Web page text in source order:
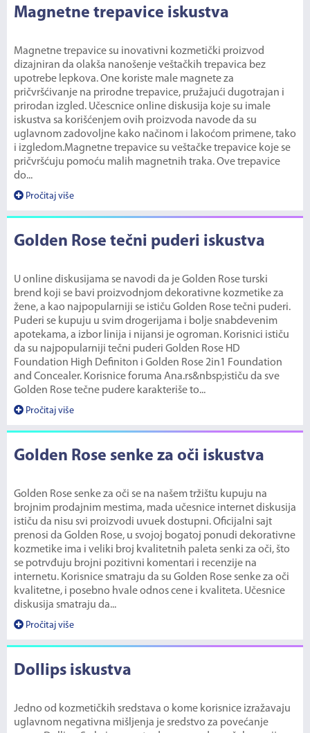
Magnetne trepavice iskustva
Magnetne trepavice su inovativni kozmetički proizvod
dizajniran da olakša nanošenje veštačkih trepavica bez
upotrebe lepkova. One koriste male magnete za
pričvršćivanje na prirodne trepavice, pružajući dugotrajan i
prirodan izgled. Učescnice online diskusija koje su imale
iskustva sa korišćenjem ovih proizvoda navode da su
uglavnom zadovoljne kako načinom i lakoćom primene, tako
i izgledom.Magnetne trepavice su veštačke trepavice koje se
pričvršćuju pomoću malih magnetnih traka. Ove trepavice
do...
Pročitaj više
Golden Rose tečni puderi iskustva
U online diskusijama se navodi da je Golden Rose turski
brend koji se bavi proizvodnjom dekorativne kozmetike za
žene, a kao najpopularniji se ističu Golden Rose tečni puderi.
Puderi se kupuju u svim drogerijama i bolje snabdevenim
apotekama, a izbor linija i nijansi je ogroman. Korisnici ističu
da su najpopularniji tečni puderi Golden Rose HD
Foundation High Definiton i Golden Rose 2in1 Foundation
and Concealer. Korisnice foruma Ana.rs&nbsp;ističu da sve
Golden Rose tečne pudere karakteriše to...
Pročitaj više
Golden Rose senke za oči iskustva
Golden Rose senke za oči se na našem tržištu kupuju na
brojnim prodajnim mestima, mada učesnice internet diskusija
ističu da nisu svi proizvodi uvuek dostupni. Oficijalni sajt
prenosi da Golden Rose, u svojoj bogatoj ponudi dekorativne
kozmetike ima i veliki broj kvalitetnih paleta senki za oči, što
se potrvđuju brojni pozitivni komentari i recenzije na
internetu. Korisnice smatraju da su Golden Rose senke za oči
kvalitetne, i posebno hvale odnos cene i kvaliteta. Učesnice
diskusija smatraju da...
Pročitaj više
Dollips iskustva
Jedno od kozmetičkih sredstava o kome korisnice izražavaju
uglavnom negativna mišljenja je sredstvo za povećanje